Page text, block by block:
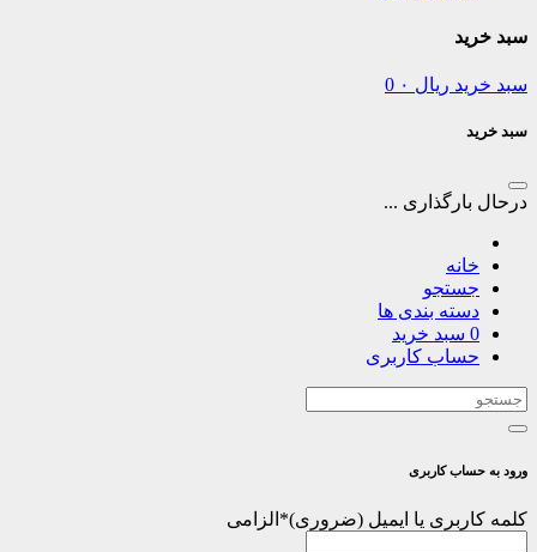
سبد خرید
سبد خرید ریال 0
سبد خرید
درحال بارگذاری ...
خانه
جستجو
دسته بندی ها
0 سبد خرید
حساب کاربری
ورود به حساب کاربری
کلمه کاربری یا ایمیل * الزامی